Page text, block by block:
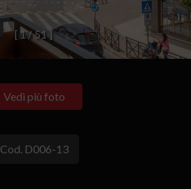
[ 1/51]
Vedi più foto
Cod. D006-13